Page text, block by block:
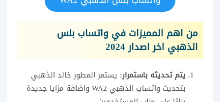
من اهم المميزات في واتساب بلس
الذهبي اخر اصدار 2024
يتم تحديثه باستمرار: يستمر المطور خالد الذهبي
بتحديث واتساب الذهبي WA2 واضافة مزايا جديدة